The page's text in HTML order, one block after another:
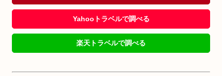
Yahooトラベルで調べる
楽天トラベルで調べる